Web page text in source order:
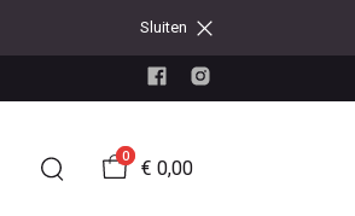
Sluiten
0
€ 0,00